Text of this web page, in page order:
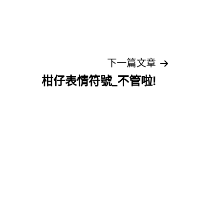
下一篇文章
柑仔表情符號_不管啦!